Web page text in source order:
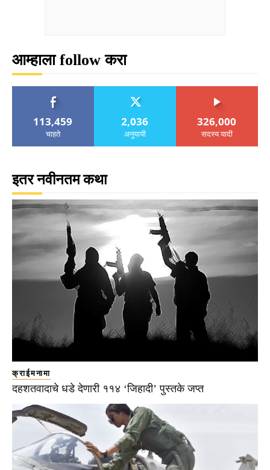
आम्हाला follow करा
113,459
चाहते
2,036
अनुयायी
326,000
सदस्य यादी
इतर नवीनतम कथा
क्राईमनामा
दहशतवादाचे धडे देणारी ११४ ‘जिहादी’ पुस्तके जप्त